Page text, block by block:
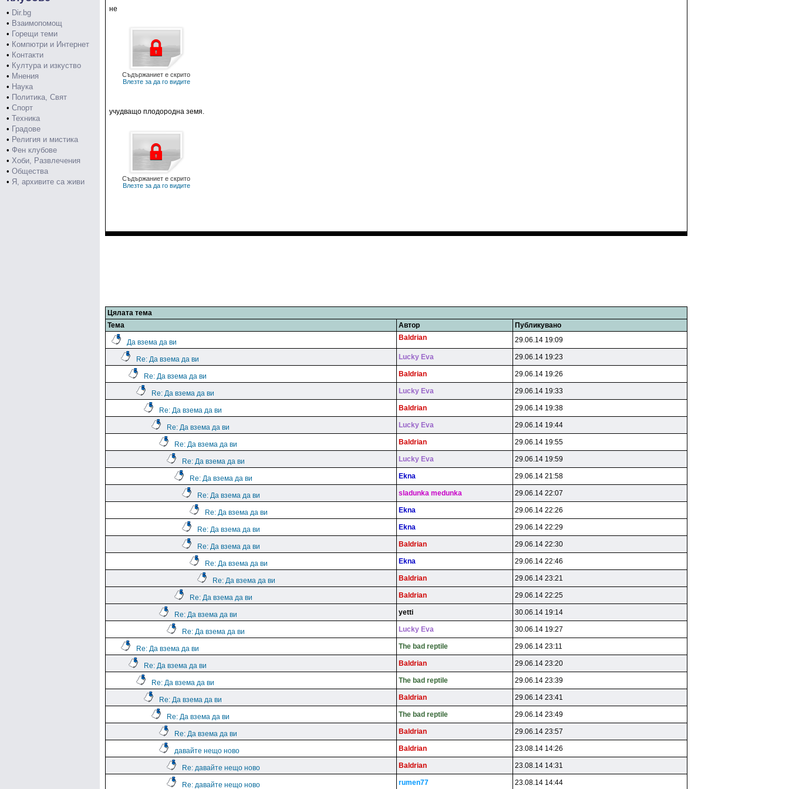
• Dir.bg
• Взаимопомощ
• Горещи теми
• Компютри и Интернет
• Контакти
• Култура и изкуство
• Мнения
• Наука
• Политика, Свят
• Спорт
• Техника
• Градове
• Религия и мистика
• Фен клубове
• Хоби, Развлечения
• Общества
• Я, архивите са живи
не
Съдържаниет е скрито
Влезте за да го видите
учудващо плодородна земя.
Съдържаниет е скрито
Влезте за да го видите
Цялата тема
Тема
Автор Публикувано
Да взема да ви
Baldrian 29.06.14 19:09
Re: Да взема да ви Lucky Eva 29.06.14 19:23
Re: Да взема да ви Baldrian 29.06.14 19:26
Re: Да взема да ви Lucky Eva 29.06.14 19:33
Re: Да взема да ви Baldrian 29.06.14 19:38
Re: Да взема да ви Lucky Eva 29.06.14 19:44
Re: Да взема да ви Baldrian 29.06.14 19:55
Re: Да взема да ви Lucky Eva 29.06.14 19:59
Re: Да взема да ви Ekna 29.06.14 21:58
Re: Да взема да ви sladunka medunka 29.06.14 22:07
Re: Да взема да ви Ekna 29.06.14 22:26
Re: Да взема да ви Ekna 29.06.14 22:29
Re: Да взема да ви Baldrian 29.06.14 22:30
Re: Да взема да ви Ekna 29.06.14 22:46
Re: Да взема да ви Baldrian 29.06.14 23:21
Re: Да взема да ви Baldrian 29.06.14 22:25
Re: Да взема да ви yetti 30.06.14 19:14
Re: Да взема да ви Lucky Eva 30.06.14 19:27
Re: Да взема да ви The bad reptile 29.06.14 23:11
Re: Да взема да ви Baldrian 29.06.14 23:20
Re: Да взема да ви The bad reptile 29.06.14 23:39
Re: Да взема да ви Baldrian 29.06.14 23:41
Re: Да взема да ви The bad reptile 29.06.14 23:49
Re: Да взема да ви Baldrian 29.06.14 23:57
давайте нещо ново Baldrian 23.08.14 14:26
Re: давайте нещо ново Baldrian 23.08.14 14:31
Re: давайте нещо ново rumen77 23.08.14 14:44